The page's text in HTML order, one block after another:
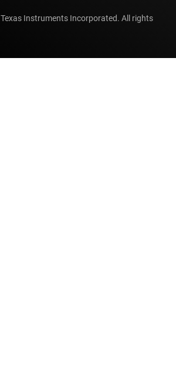
Texas Instruments Incorporated. All rights